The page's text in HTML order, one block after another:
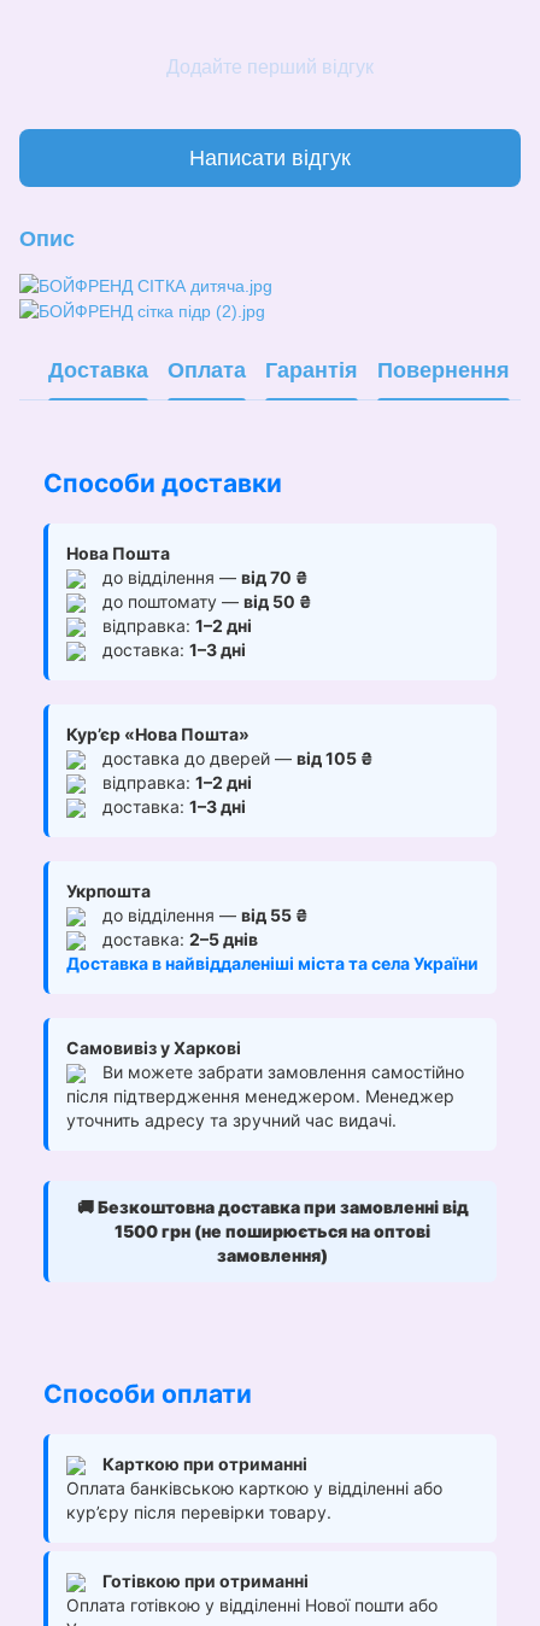
Додайте перший відгук
Написати відгук
Опис
Доставка Оплата Гарантія Повернення
Способи доставки
Нова Пошта
до відділення — від 70 ₴
до поштомату — від 50 ₴
відправка: 1–2 дні
доставка: 1–3 дні
Кур’єр «Нова Пошта»
доставка до дверей — від 105 ₴
відправка: 1–2 дні
доставка: 1–3 дні
Укрпошта
до відділення — від 55 ₴
доставка: 2–5 днів
Доставка в найвіддаленіші міста та села України
Самовивіз у Харкові
Ви можете забрати замовлення самостійно
після підтвердження менеджером. Менеджер
уточнить адресу та зручний час видачі.
🚚Безкоштовна доставка при замовленні від
1500 грн (не поширюється на оптові
замовлення)
Способи оплати
Карткою при отриманні
Оплата банківською карткою у відділенні або
кур’єру після перевірки товару.
Готівкою при отриманні
Оплата готівкою у відділенні Нової пошти або